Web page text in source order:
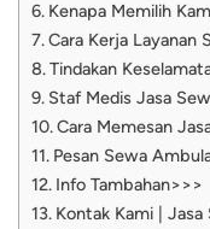
Kenapa Memilih
Cara Kerja Layanan
Tindakan
Staf Medis Jasa
Cara Memesan
Pesan Sewa
Info Tambahan>>>
Kontak Kami |